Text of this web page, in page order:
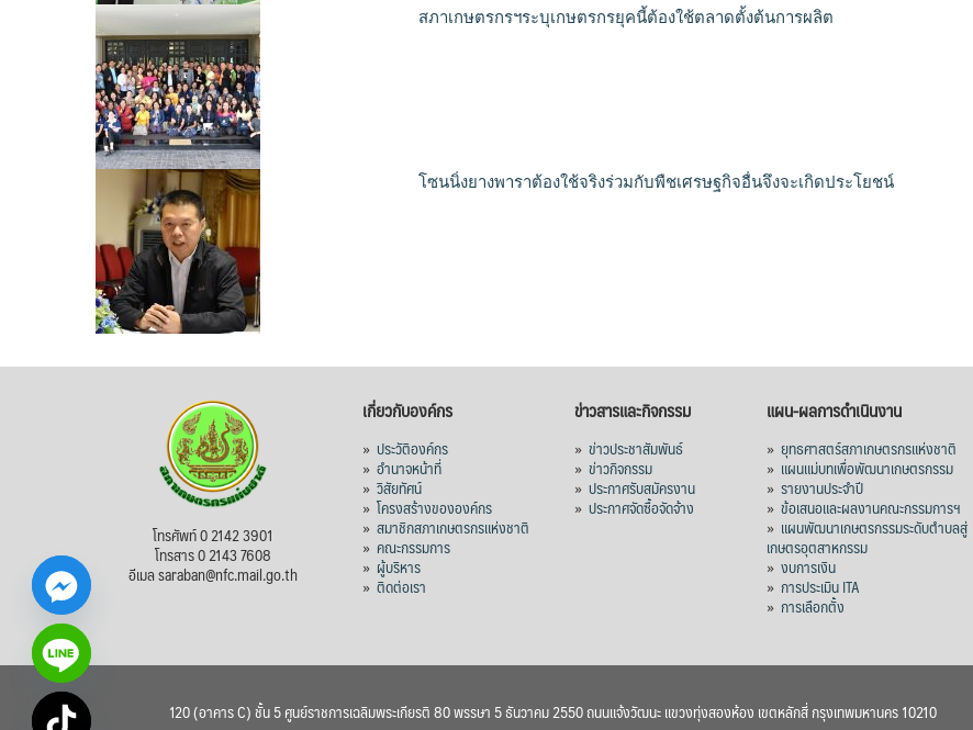
สภาเกษตรกรฯระบุเกษตรกรยุคนี้ต้องใช้ตลาดตั้งต้นการผลิต
โซนนิ่งยางพาราต้องใช้จริงร่วมกับพืชเศรษฐกิจอื่นจึงจะเกิดประโยชน์
โทรศัพท์ 0 2142 3901
โทรสาร 0 2143 7608
อีเมล saraban@nfc.mail.go.th
เกี่ยวกับองค์กร
»ประวัติองค์กร
»อำนาจหน้าที่
»วิสัยทัศน์
»โครงสร้างขององค์กร
»สมาชิกสภาเกษตรกรแห่งชาติ
»คณะกรรมการ
» ผู้บริหาร
»ติดต่อเรา
ข่าวสารและกิจกรรม
»ข่าวประชาสัมพันธ์
»ข่าวกิจกรรม
»ประกาศรับสมัครงาน
»ประกาศจัดซื้อจัดจ้าง
แผน-ผลการดำเนินงาน
» ยุทธศาสตร์สภาเกษตรกรแห่งชาติ
» แผนแม่บทเพื่อพัฒนาเกษตรกรรม
» รายงานประจำปี
» ข้อเสนอและผลงานคณะกรรมการฯ
» แผนพัฒนาเกษตรกรรมระดับตำบลสู่
เกษตรอุตสาหกรรม
» งบการเงิน
» การประเมิน ITA
» การเลือกตั้ง
120 (อาคาร C) ชั้น 5 ศูนย์ราชการเฉลิมพระเกียรติ 80 พรรษา 5 ธันวาคม 2550 ถนนแจ้งวัฒนะ แขวงทุ่งสองห้อง เขตหลักสี่ กรุงเทพมหานคร 10210
chaty